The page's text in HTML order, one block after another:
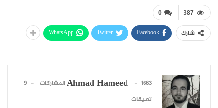
0 387
شارك Facebook
Twitter
WhatsApp
Ahmad Hameed 1663 المشاركات
9
تعليقات